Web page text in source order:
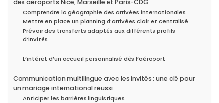
des aéroports Nice, Marseille et Paris-CDG
Comprendre la géographie des arrivées internationales
Mettre en place un planning d’arrivées clair et centralisé
Prévoir des transferts adaptés aux différents profils
d’invités
L’intérêt d’un accueil personnalisé dès l’aéroport
Communication multilingue avec les invités : une clé pour
un mariage international réussi
Anticiper les barrières linguistiques